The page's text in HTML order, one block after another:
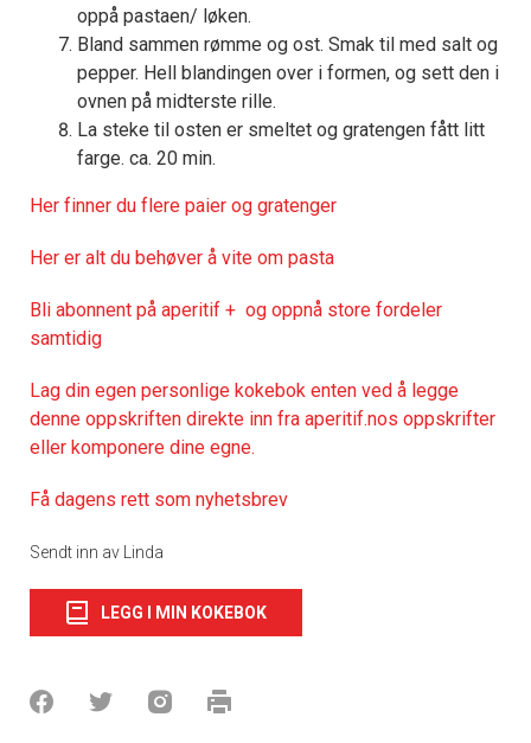
oppå pastaen/ løken.
Bland sammen rømme og ost. Smak til med salt og
pepper. Hell blandingen over i formen, og sett den i
ovnen på midterste rille.
La steke til osten er smeltet og gratengen fått litt
farge. ca. 20 min.
Her finner du flere paier og gratenger
Her er alt du behøver å vite om pasta
Bli abonnent på aperitif + og oppnå store fordeler
samtidig
Lag din egen personlige kokebok enten ved å legge
denne oppskriften direkte inn fra aperitif.nos oppskrifter
eller komponere dine egne.
Få dagens rett som nyhetsbrev
Sendt inn av Linda
LEGG I MIN KOKEBOK